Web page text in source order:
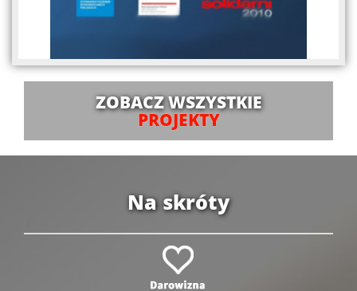
ZOBACZ WSZYSTKIE
PROJEKTY
Na skróty